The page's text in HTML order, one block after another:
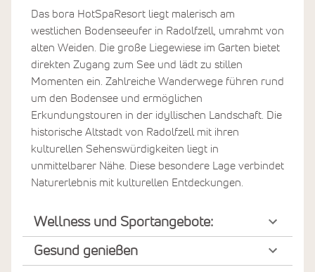
Das bora HotSpaResort liegt malerisch am
westlichen Bodenseeufer in Radolfzell, umrahmt von
alten Weiden. Die große Liegewiese im Garten bietet
direkten Zugang zum See und lädt zu stillen
Momenten ein. Zahlreiche Wanderwege führen rund
um den Bodensee und ermöglichen
Erkundungstouren in der idyllischen Landschaft. Die
historische Altstadt von Radolfzell mit ihren
kulturellen Sehenswürdigkeiten liegt in
unmittelbarer Nähe. Diese besondere Lage verbindet
Naturerlebnis mit kulturellen Entdeckungen.
Wellness und Sportangebote:
Gesund genießen